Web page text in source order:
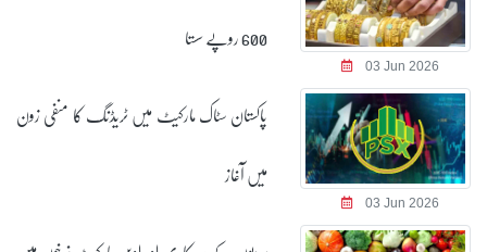
03 Jun 2026
600 روپے سستا
03 Jun 2026
پاکستان سٹاک مارکیٹ میں ٹریڈنگ کا منفی زون
میں آغاز